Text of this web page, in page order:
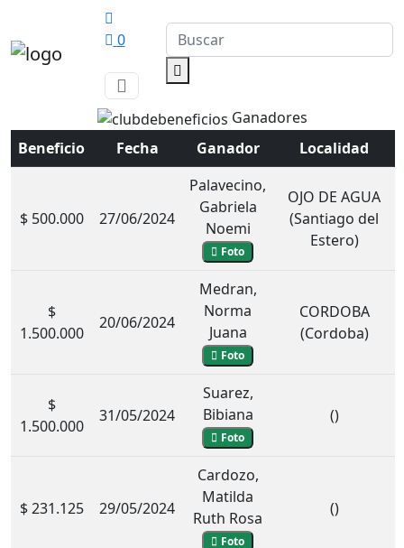
0
Ganadores
Beneficio
Fecha Ganador Localidad
$ 500.000 27/06/2024
Palavecino,
Gabriela
Noemi
Foto
OJO DE AGUA
(Santiago del
Estero)
$
1.500.000
20/06/2024
Medran,
Norma
Juana
Foto
CORDOBA
(Cordoba)
$
1.500.000
31/05/2024
Suarez,
Bibiana
Foto
()
$ 231.125 29/05/2024
Cardozo,
Matilda
Ruth Rosa
Foto
()